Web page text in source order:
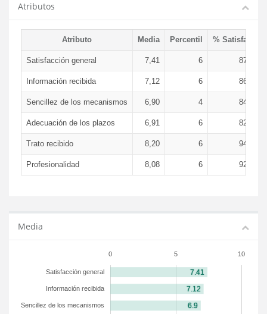
Atributos
Atributo Media Percentil % Satisfacción
Satisfacción general 7,41 6 87,17 %
Información recibida 7,12 6 86,63 %
Sencillez de los mecanismos 6,90 4 84,58 %
Adecuación de los plazos 6,91 6 82,33 %
Trato recibido 8,20 6 94,26 %
Profesionalidad 8,08 6 92,24 %
Media
0 5 10
Satisfacción general
Información recibida
Sencillez de los mecanismos